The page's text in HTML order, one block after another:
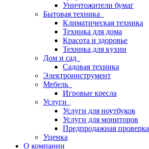
Уничтожители бумаг
Бытовая техника
Климатическая техника
Техника для дома
Красота и здоровье
Техника для кухни
Дом и сад
Садовая техника
Электроинструмент
Мебель
Игровые кресла
Услуги
Услуги для ноутбуков
Услуги для мониторов
Предпродажная проверка
Уценка
О компании